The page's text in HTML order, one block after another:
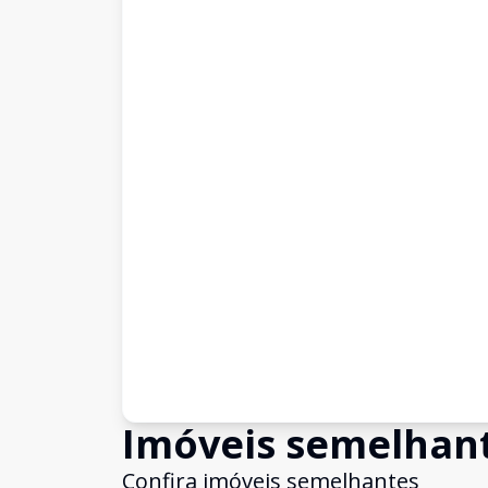
Imóveis
Confira imóveis semelhantes